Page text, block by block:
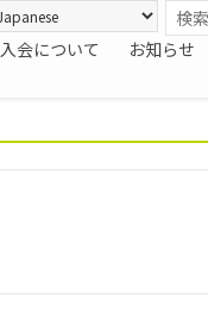
入会について お知らせ